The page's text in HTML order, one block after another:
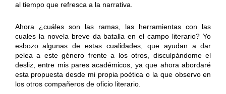
al tiempo que refresca a la narrativa.
Ahora ¿cuáles son las ramas, las herramientas con las
cuales la novela breve da batalla en el campo literario? Yo
esbozo algunas de estas cualidades, que ayudan a dar
pelea a este género frente a los otros, disculpándome el
desliz, entre mis pares académicos, ya que ahora abordaré
esta propuesta desde mi propia poética o la que observo en
los otros compañeros de oficio literario.